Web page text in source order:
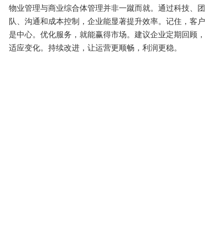
物业管理与商业综合体管理并非一蹴而就。通过科技、团
队、沟通和成本控制，企业能显著提升效率。记住，客户
是中心。优化服务，就能赢得市场。建议企业定期回顾，
适应变化。持续改进，让运营更顺畅，利润更稳。